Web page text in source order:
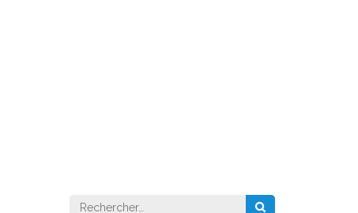
Rechercher :